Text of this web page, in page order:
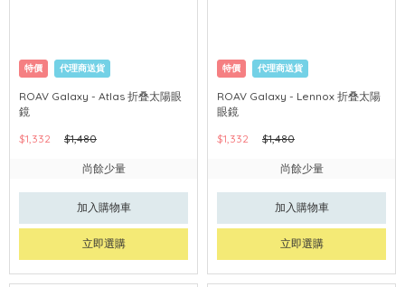
特價 代理商送貨
ROAV Galaxy - Atlas 折叠太陽眼
鏡
$1,332
$1,480
尚餘少量
加入購物車
立即選購
特價 代理商送貨
ROAV Galaxy - Lennox 折叠太陽
眼鏡
$1,332
$1,480
尚餘少量
加入購物車
立即選購